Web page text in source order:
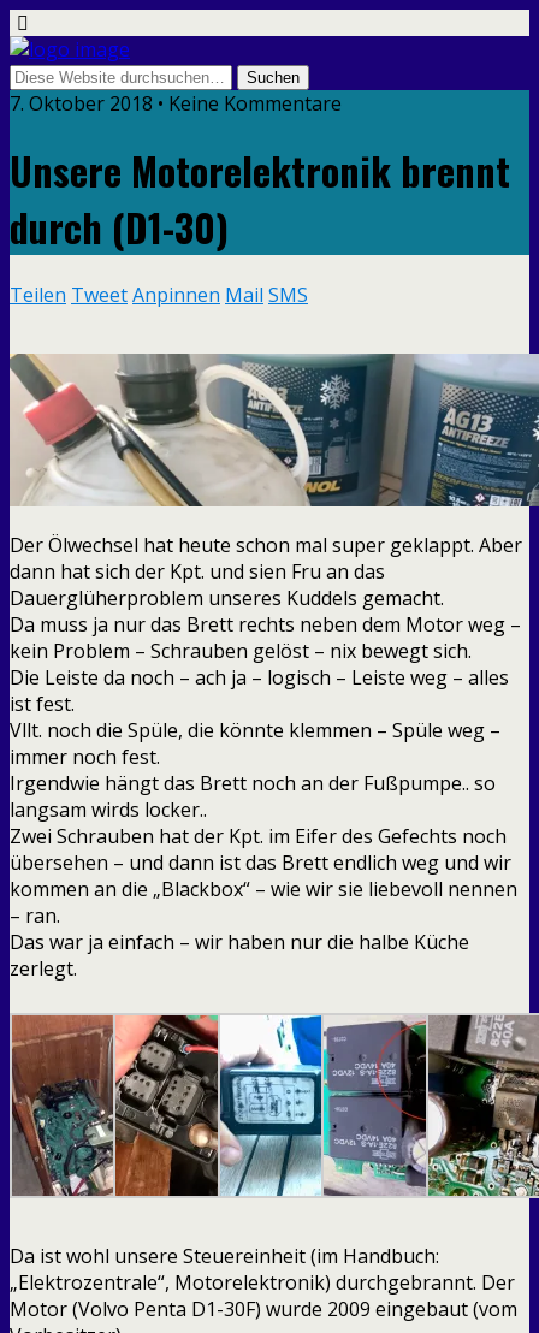
7. Oktober 2018 • Keine Kommentare
Unsere Motorelektronik brennt
durch (D1-30)
Teilen TweetAnpinnen Mail SMS
Der Ölwechsel hat heute schon mal super geklappt. Aber
dann hat sich der Kpt. und sien Fru an das
Dauerglüherproblem unseres Kuddels gemacht.
Da muss ja nur das Brett rechts neben dem Motor weg –
kein Problem – Schrauben gelöst – nix bewegt sich.
Die Leiste da noch – ach ja – logisch – Leiste weg – alles
ist fest.
Vllt. noch die Spüle, die könnte klemmen – Spüle weg –
immer noch fest.
Irgendwie hängt das Brett noch an der Fußpumpe.. so
langsam wirds locker..
Zwei Schrauben hat der Kpt. im Eifer des Gefechts noch
übersehen – und dann ist das Brett endlich weg und wir
kommen an die „Blackbox“ – wie wir sie liebevoll nennen
– ran.
Das war ja einfach – wir haben nur die halbe Küche
zerlegt.
Da ist wohl unsere Steuereinheit (im Handbuch:
„Elektrozentrale“, Motorelektronik) durchgebrannt. Der
Motor (Volvo Penta D1-30F) wurde 2009 eingebaut (vom